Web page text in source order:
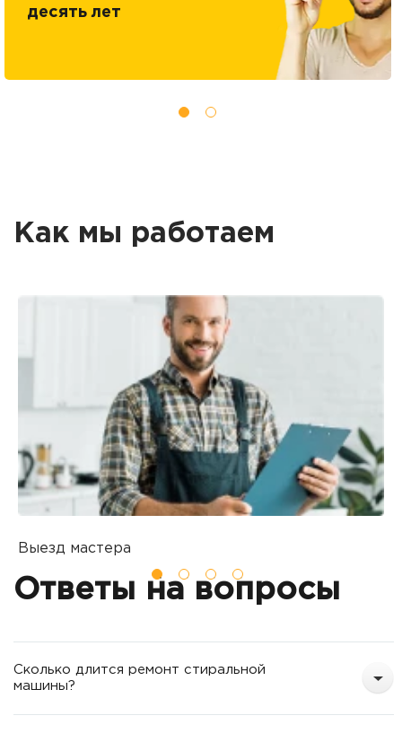
десять лет
Как мы работаем
Выезд мастера
Вы оставляете заявку на ремонт
Ответы на вопросы
Сколько длится ремонт стиральной
машины?